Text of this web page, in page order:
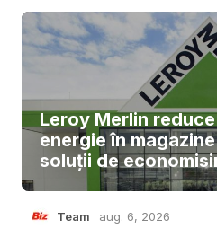
Leroy Merlin
energie în
soluții de
Team aug. 6, 2026